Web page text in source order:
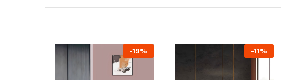
-19% -11%